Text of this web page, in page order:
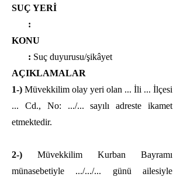
SUÇ YERİ
:
KONU
: Suç duyurusu/şikâyet
AÇIKLAMALAR
1-) Müvekkilim olay yeri olan ... İli ... İlçesi
... Cd., No: .../... sayılı adreste ikamet
etmektedir.
2-) Müvekkilim Kurban Bayramı
münasebetiyle .../.../... günü ailesiyle